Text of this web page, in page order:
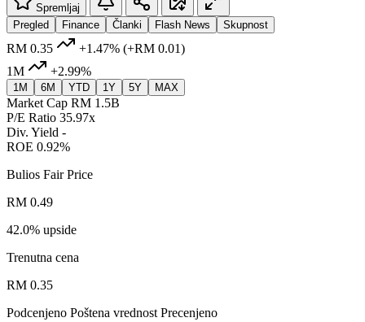
Spremljaj
Pregled
Finance Članki Flash News Skupnost
RM 0.35 +1.47% (+RM 0.01)
1M
+2.99%
1M 6M YTD 1Y 5Y MAX
Market Cap RM 1.5B
P/E Ratio 35.97x
Div. Yield -
ROE 0.92%
Bulios Fair Price
RM 0.49
42.0% upside
Trenutna cena
RM 0.35
Podcenjeno Poštena vrednost Precenjeno